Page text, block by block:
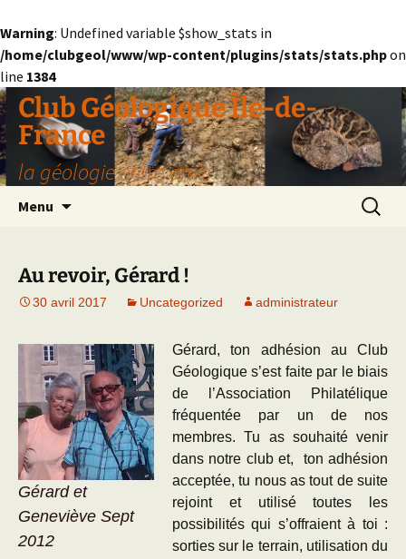
Warning: Undefined variable $show_stats in
/home/clubgeol/www/wp-content/plugins/stats/stats.phpon
line 1384
Aller
au
contenu
Club Géologique Île-de-
France
la géologie entre amis
Menu
Au revoir, Gérard !
30 avril 2017 Uncategorized administrateur
Gérard et
Geneviève Sept
2012
Gérard, ton adhésion au Club
Géologique s’est faite par le biais
de l’Association Philatélique
fréquentée par un de nos
membres. Tu as souhaité venir
dans notre club et, ton adhésion
acceptée, tu nous as tout de suite
rejoint et utilisé toutes les
possibilités qui s’offraient à toi :
sorties sur le terrain, utilisation du